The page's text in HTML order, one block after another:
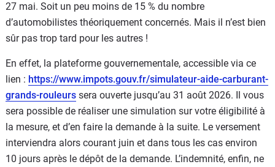
27 mai. Soit un peu moins de 15 % du nombre
d’automobilistes théoriquement concernés. Mais il n’est bien
sûr pas trop tard pour les autres !
En effet, la plateforme gouvernementale, accessible via ce
lien : https://www.impots.gouv.fr/simulateur-aide-carburant-
grands-rouleurs sera ouverte jusqu’au 31 août 2026. Il vous
sera possible de réaliser une simulation sur votre éligibilité à
la mesure, et d’en faire la demande à la suite. Le versement
interviendra alors courant juin et dans tous les cas environ
10 jours après le dépôt de la demande. L’indemnité, enfin, ne